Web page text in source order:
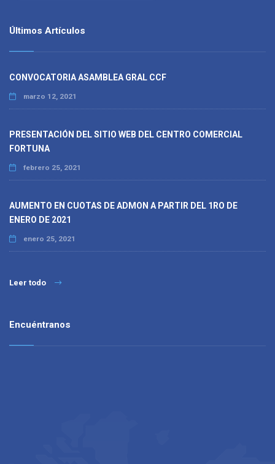
Últimos Artículos
CONVOCATORIA ASAMBLEA GRAL CCF
marzo 12, 2021
PRESENTACIÓN DEL SITIO WEB DEL CENTRO COMERCIAL
FORTUNA
febrero 25, 2021
AUMENTO EN CUOTAS DE ADMON A PARTIR DEL 1RO DE
ENERO DE 2021
enero 25, 2021
Leer todo
Encuéntranos